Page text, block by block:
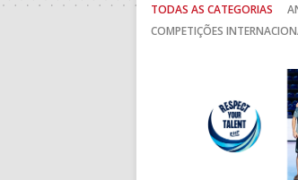
15:00 13
9
11
TODAS AS CATEGORIAS
COMPETIÇÕES